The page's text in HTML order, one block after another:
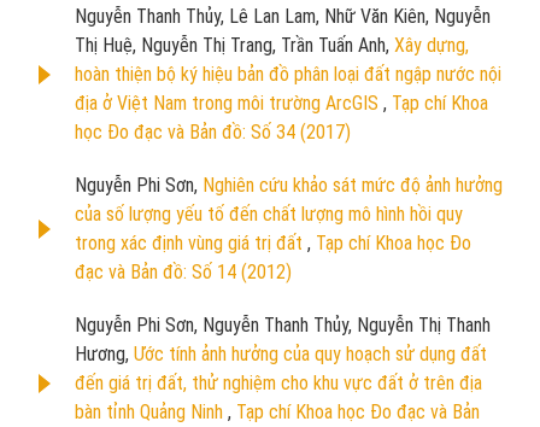
Nguyễn Thanh Thủy, Lê Lan Lam, Nhữ Văn Kiên, Nguyễn
Thị Huệ, Nguyễn Thị Trang, Trần Tuấn Anh, Xây dựng,
hoàn thiện bộ ký hiệu bản đồ phân loại đất ngập nước nội
địa ở Việt Nam trong môi trường ArcGIS , Tạp chí Khoa
học Đo đạc và Bản đồ: Số 34 (2017)
Nguyễn Phi Sơn, Nghiên cứu khảo sát mức độ ảnh hưởng
của số lượng yếu tố đến chất lượng mô hình hồi quy
trong xác định vùng giá trị đất , Tạp chí Khoa học Đo
đạc và Bản đồ: Số 14 (2012)
Nguyễn Phi Sơn, Nguyễn Thanh Thủy, Nguyễn Thị Thanh
Hương, Ước tính ảnh hưởng của quy hoạch sử dụng đất
đến giá trị đất, thử nghiệm cho khu vực đất ở trên địa
bàn tỉnh Quảng Ninh , Tạp chí Khoa học Đo đạc và Bản